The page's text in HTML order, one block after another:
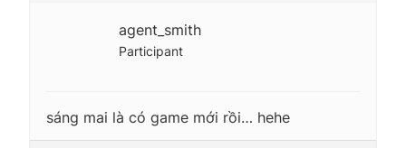
agent_smith
Participant
sáng mai là có game mới rồi… hehe